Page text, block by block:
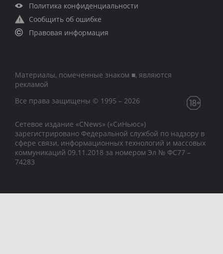
Политика конфиденциальности
Сообщить об ошибке
Правовая информация
Материалы, помеченные знаком ■, являются
рекламой
Все права защищены © 1995 – 2026
Сетевое издание «CNews» («СиНьюс»)
зарегистрировано Федеральной службой по надзору в
сфере связи, информационных технологий и массовых
коммуникаций 09.11.2018 за номером Эл № ФС77 –
74283